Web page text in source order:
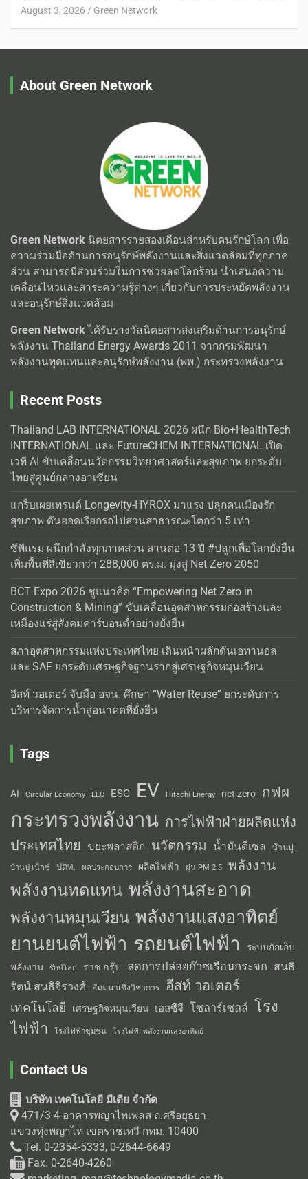
August 3, 2026 Green Network
About Green Network
Green Network นิตยสารรายสองเดือนสำหรับคนรักษ์โลก เพื่อ
ความร่วมมือด้านการอนุรักษ์พลังงานและสิ่งแวดล้อมที่ทุกภาค
ส่วน สามารถมีส่วนร่วมในการช่วยลดโลกร้อน นำเสนอความ
เคลื่อนไหวและสาระความรู้ต่างๆ เกี่ยวกับการประหยัดพลังงาน
และอนุรักษ์สิ่งแวดล้อม
Green Networkได้รับรางวัลนิตยสารส่งเสริมด้านการอนุรักษ์
พลังงาน Thailand Energy Awards 2011 จากกรมพัฒนา
พลังงานทุดแทนและอนุรักษ์พลังงาน (พพ.) กระทรวงพลังงาน
Recent Posts
Thailand LAB INTERNATIONAL 2026 ผนึก Bio+HealthTech
INTERNATIONAL และ FutureCHEM INTERNATIONAL เปิด
เวที AI ขับเคลื่อนนวัตกรรมวิทยาศาสตร์และสุขภาพ ยกระดับ
ไทยสู่ศูนย์กลางอาเซียน
แกร็บเผยเทรนด์ Longevity-HYROX มาแรง ปลุกคนเมืองรัก
สุขภาพ ดันยอดเรียกรถไปสวนสาธารณะโตกว่า 5 เท่า
ซีพีแรม ผนึกกำลังทุกภาคส่วน สานต่อ 13 ปี #ปลูกเพื่อโลกยั่งยืน
เพิ่มพื้นที่สีเขียวกว่า 288,000 ตร.ม. มุ่งสู่ Net Zero 2050
BCT Expo 2026 ชูแนวคิด “Empowering Net Zero in
Construction & Mining” ขับเคลื่อนอุตสาหกรรมก่อสร้างและ
เหมืองแร่สู่สังคมคาร์บอนต่ำอย่างยั่งยืน
สภาอุตสาหกรรมแห่งประเทศไทย เดินหน้าผลักดันเอทานอล
และ SAF ยกระดับเศรษฐกิจฐานรากสู่เศรษฐกิจหมุนเวียน
อีสท์ วอเตอร์ จับมือ อจน. ศึกษา “Water Reuse” ยกระดับการ
บริหารจัดการน้ำสู่อนาคตที่ยั่งยืน
Tags
AI Circular Economy EEC ESG EV Hitachi Energy net zero กฟผ
กระทรวงพลังงาน การไฟฟ้าฝ่ายผลิตแห่ง
ประเทศไทย
ขยะพลาสติก นวัตกรรม น้ำมันดีเซล บ้านปู
บ้านปู เน็กซ์ ปตท. ผลประกอบการ ผลิตไฟฟ้า ฝุ่น PM 2.5 พลังงาน
พลังงานทดแทน พลังงานสะอาด
พลังงานหมุนเวียน พลังงานแสงอาทิตย์
ยานยนต์ไฟฟ้า รถยนต์ไฟฟ้า
ระบบกักเก็บ
พลังงาน
รักษ์โลก ราช กรุ๊ป ลดการปล่อยก๊าซเรือนกระจก สนธิ
รัตน์ สนธิจิรวงศ์
สัมมนาเชิงวิชาการ อีสท์ วอเตอร์
เทคโนโลยี เศรษฐกิจหมุนเวียน เอสซีจี โซลาร์เซลล์ โรง
ไฟฟ้า
โรงไฟฟ้าชุมชน โรงไฟฟ้าพลังงานแสงอาทิตย์
Contact Us
บริษัท เทคโนโลยี มีเดีย จำกัด
471/3-4 อาคารพญาไทเพลส ถ.ศรีอยุธยา
แขวงทุ่งพญาไท เขตราชเทวี กทม. 10400
Tel. 0-2354-5333, 0-2644-6649
Fax. 0-2640-4260